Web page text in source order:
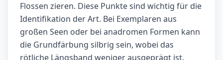
Flossen zieren. Diese Punkte sind wichtig für die
Identifikation der Art. Bei Exemplaren aus
großen Seen oder bei anadromen Formen kann
die Grundfärbung silbrig sein, wobei das
rötliche Längsband weniger ausgeprägt ist.